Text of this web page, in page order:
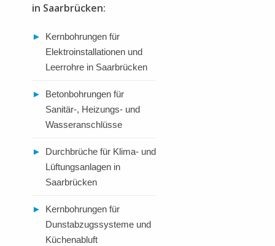
in Saarbrücken:
►
Kernbohrungen für
Elektroinstallationen und
Leerrohre in Saarbrücken
►
Betonbohrungen für
Sanitär-, Heizungs- und
Wasseranschlüsse
►
Durchbrüche für Klima- und
Lüftungsanlagen in
Saarbrücken
►
Kernbohrungen für
Dunstabzugssysteme und
Küchenabluft